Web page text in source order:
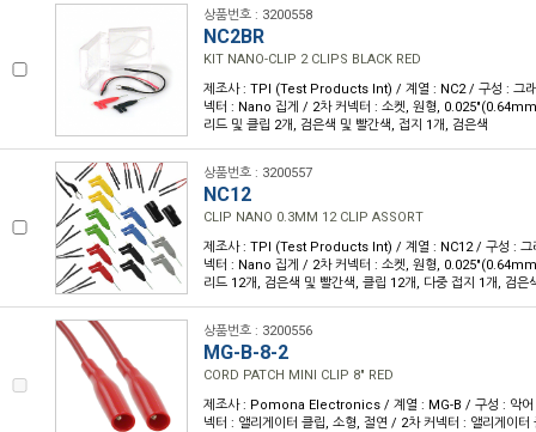
상품번호 : 3200558
NC2BR
KIT NANO-CLIP 2 CLIPS BLACK RED
제조사 : TPI (Test Products Int) / 계열 : NC2 / 구성 : 그
넥터 : Nano 집게 / 2차 커넥터 : 소켓, 원형,
리드 및 클립 2개, 검은색 및 빨간색, 접지 1개, 검은색
상품번호 : 3200557
NC12
CLIP NANO 0.3MM 12 CLIP ASSORT
제조사 : TPI (Test Products Int) / 계열 : NC12 / 구성 : 그
넥터 : Nano 집게 / 2차 커넥터 : 소켓, 원형,
리드 12개, 검은색 및 빨간색, 클립 12개, 다중 접지 1개, 검은
상품번호 : 3200556
MG-B-8-2
CORD PATCH MINI CLIP 8" RED
제조사 : Pomona Electronics / 계열 : MG-B / 구성 : 악어
넥터 : 앨리게이터 클립, 소형, 절연 / 2차 커넥터 : 앨리게이